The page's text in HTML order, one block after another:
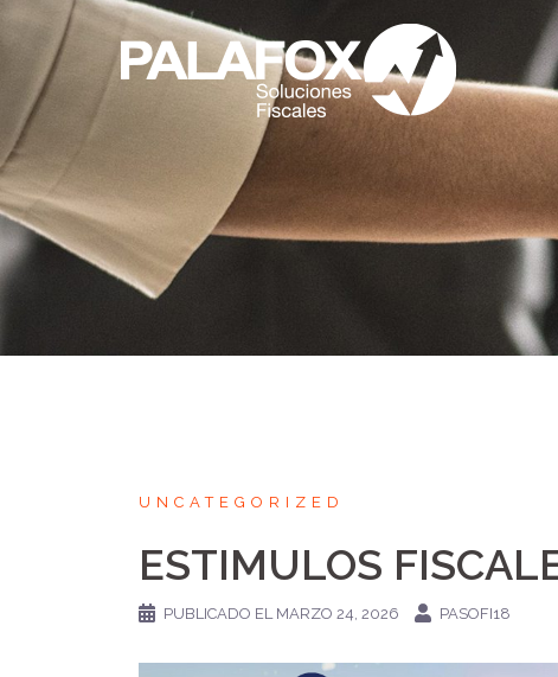
UNCATEGORIZED
ESTIMULOS
PUBLICADO EL MARZO 24, 2026 PASOFI18